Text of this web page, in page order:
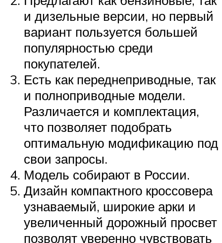
и дизельные версии, но первый
вариант пользуется большей
популярностью среди
покупателей.
Есть как переднеприводные, так
и полноприводные модели.
Различается и комплектация,
что позволяет подобрать
оптимальную модификацию под
свои запросы.
Модель собирают в России.
Дизайн компактного кроссовера
узнаваемый, широкие арки и
увеличенный дорожный просвет
позволят уверенно чувствовать